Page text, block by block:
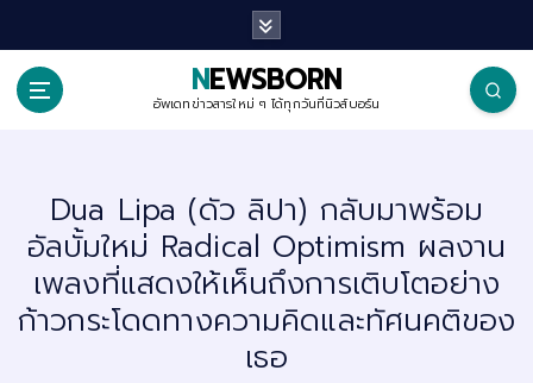
i
NEWSBORN
อัพเดทข่าวสารใหม่ ๆ ได้ทุกวันที่นิวส์บอร์น
Dua Lipa (ดัว ลิปา) กลับมาพร้อม
อัลบั้มใหม่ Radical Optimism ผลงาน
เพลงที่แสดงให้เห็นถึงการเติบโตอย่าง
ก้าวกระโดดทางความคิดและทัศนคติของ
เธอ